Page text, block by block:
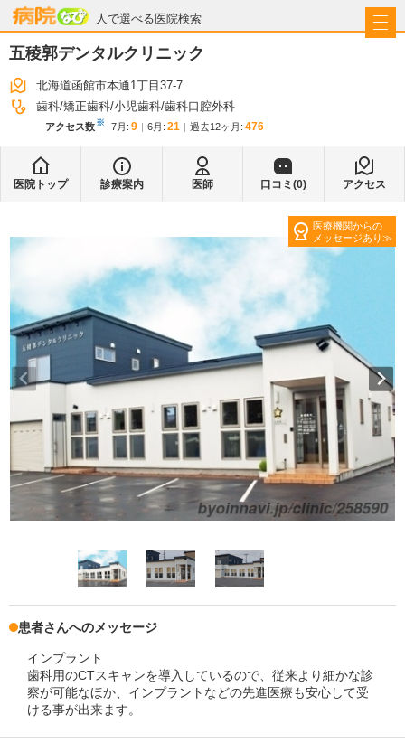
人で選べる医院検索
病院なび
五稜郭デンタルクリニック
北海道函館市本通1丁目37-7
歯科 矯正歯科 小児歯科 歯科口腔外科
アクセス数※ 7月 : 9 6月 : 21 過去12ヶ月: 476
医院トップ 診療案内 医師 口コミ(0) アクセス
医療機関からの
メッセージあり
患者さんへのメッセージ
インプラント
歯科用のCTスキャンを導入しているので、従来より細かな診
察が可能なほか、インプラントなどの先進医療も安心して受
ける事が出来ます。